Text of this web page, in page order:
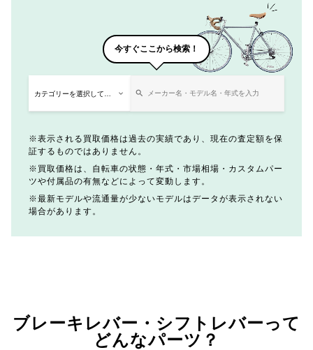
今すぐここから検索！
表示される買取価格は過去の実績であり、現在の査定額を保
証するものではありません。
買取価格は、自転車の状態・年式・市場相場・カスタムパー
ツや付属品の有無などによって変動します。
最新モデルや流通量が少ないモデルはデータが表示されない
場合があります。
ブレーキレバー・シフトレバーって
どんなパーツ？